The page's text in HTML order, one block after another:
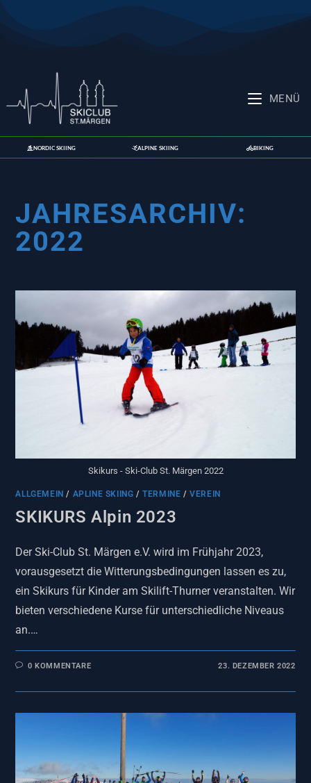
MENÜ
NORDIC SKIING ALPINE SKIING BIKING
JAHRESARCHIV:
2022
Skikurs - Ski-Club St. Märgen 2022
ALLGEMEIN / APLINE SKIING /TERMINE /VEREIN
SKIKURS Alpin 2023
Der Ski-Club St. Märgen e.V. wird im Frühjahr 2023,
vorausgesetzt die Witterungsbedingungen lassen es zu,
ein Skikurs für Kinder am Skilift-Thurner veranstalten. Wir
bieten verschiedene Kurse für unterschiedliche Niveaus
an.…
0 KOMMENTARE 23. DEZEMBER 2022